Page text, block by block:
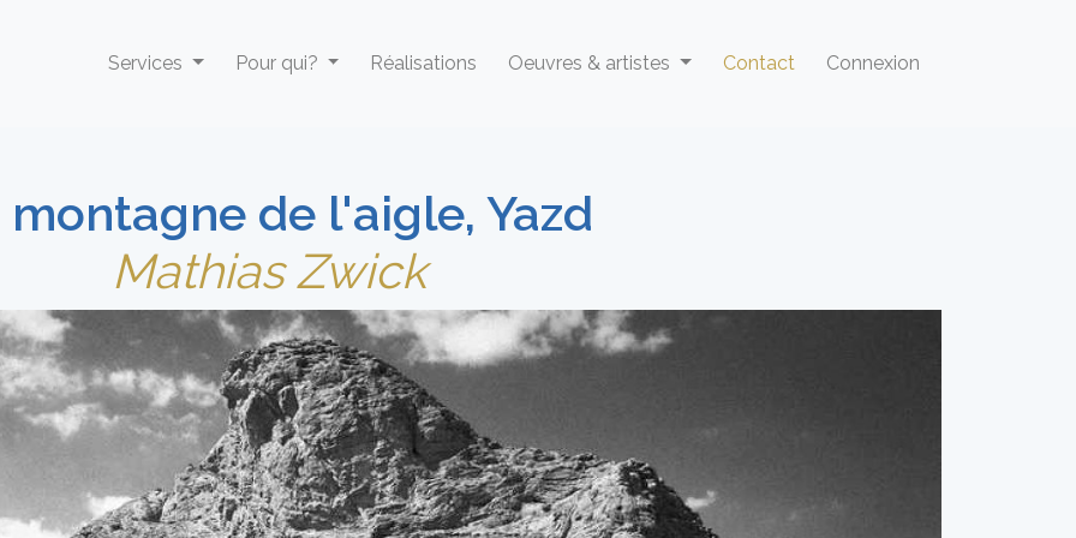
Services Pour qui? Réalisations Oeuvres & artistes Contact Connexion
montagne de l'aigle, Yazd
Mathias Zwick